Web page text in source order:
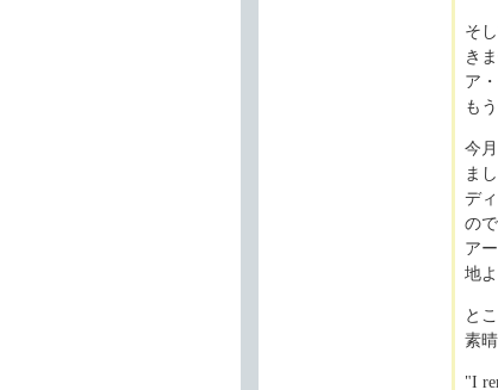
そ
き
ア
も
今
ま
デ
の
ア
地
と
素
"I